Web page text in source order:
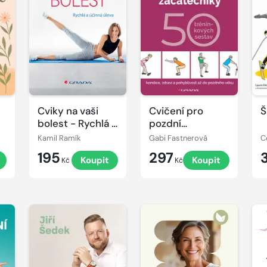
Cviky na vaši
bolest - Rychlá a
účinná úleva
Kamil Ramík
195 Kč Koupit
Cvičení pro
pozdní
začátečníky - 50
tréninkových
sestav
Gabi Fastnerová
297 Kč Koupit